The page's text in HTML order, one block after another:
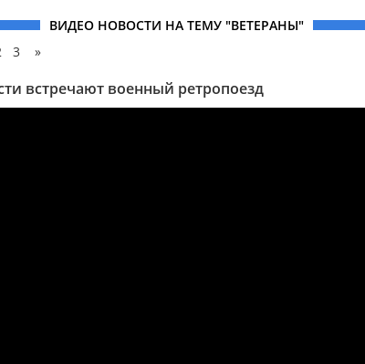
ВИДЕО НОВОСТИ НА ТЕМУ "ВЕТЕРАНЫ"
3 »
встречают военный ретропоезд